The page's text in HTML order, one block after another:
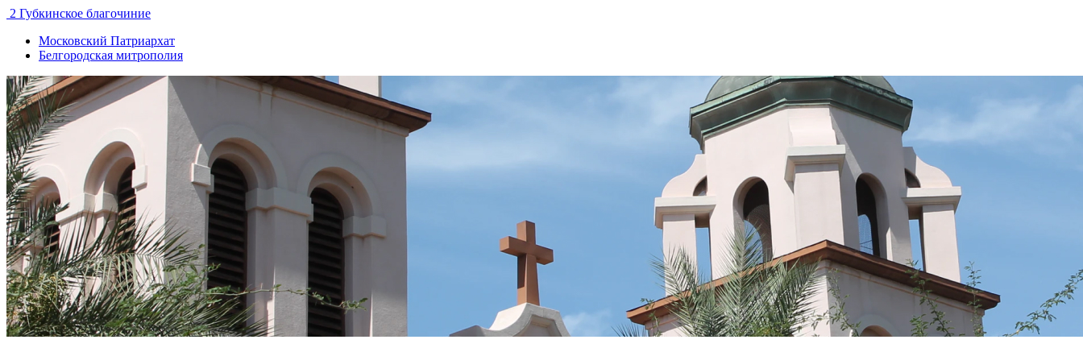
2 Губкинское благочиние
Московский Патриархат
Белгородская митрополия